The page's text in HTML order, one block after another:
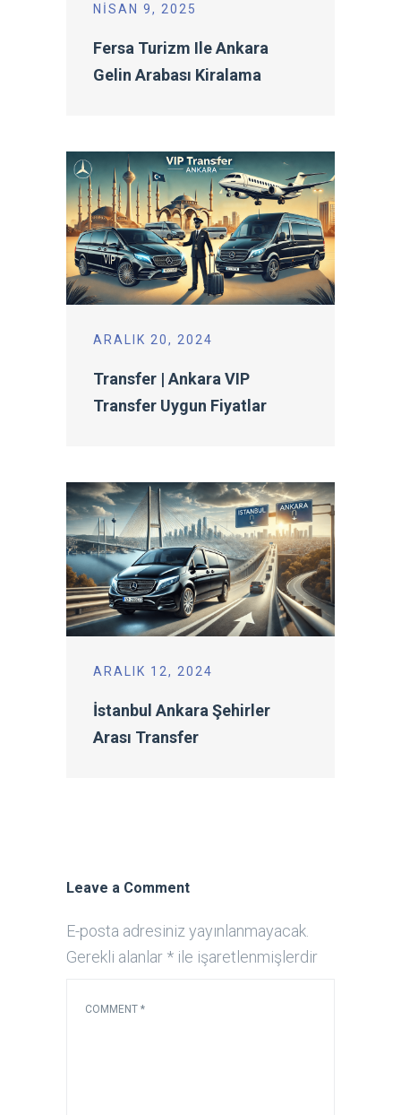
NISAN 9, 2025
Fersa Turizm Ile Ankara
Gelin Arabası Kiralama
ARALIK 20, 2024
Transfer | Ankara VIP
Transfer Uygun Fiyatlar
ARALIK 12, 2024
İstanbul Ankara Şehirler
Arası Transfer
Leave a Comment
E-posta adresiniz yayınlanmayacak.
Gerekli alanlar * ile işaretlenmişlerdir
COMMENT *